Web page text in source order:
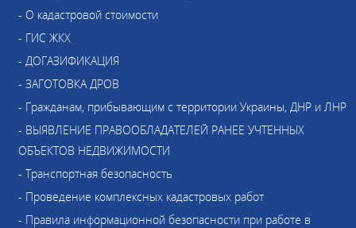
- О кадастровой стоимости
- ГИС ЖКХ
- ДОГАЗИФИКАЦИЯ
- ЗАГОТОВКА ДРОВ
- Гражданам, прибывающим с территории Украины, ДНР и ЛНР
- ВЫЯВЛЕНИЕ ПРАВООБЛАДАТЕЛЕЙ РАНЕЕ УЧТЕННЫХ
ОБЪЕКТОВ НЕДВИЖИМОСТИ
- Транспортная безопасность
- Проведение комплексных кадастровых работ
- Правила информационной безопасности при работе в